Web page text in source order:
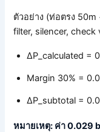
ตัวอย่าง (ท่อตรง
filter, silencer, check
ΔP_calculated =
Margin 30% =
ΔP_subtotal =
หมายเหตุ: ค่า 0.029